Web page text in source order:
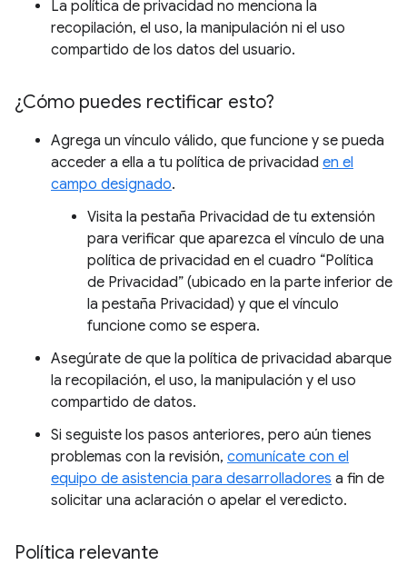
La política de privacidad no menciona la
recopilación, el uso, la manipulación ni el uso
compartido de los datos del usuario.
¿Cómo puedes rectificar esto?
Agrega un vínculo válido, que funcione y se pueda
acceder a ella a tu política de privacidad en el
campo designado.
Visita la pestaña Privacidad de tu extensión
para verificar que aparezca el vínculo de una
política de privacidad en el cuadro “Política
de Privacidad” (ubicado en la parte inferior de
la pestaña Privacidad) y que el vínculo
funcione como se espera.
Asegúrate de que la política de privacidad abarque
la recopilación, el uso, la manipulación y el uso
compartido de datos.
Si seguiste los pasos anteriores, pero aún tienes
problemas con la revisión, comunícate con el
equipo de asistencia para desarrolladores a fin de
solicitar una aclaración o apelar el veredicto.
Política relevante